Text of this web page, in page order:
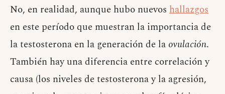
No, en realidad, aunque hubo nuevos hallazgos
en este período que muestran la importancia de
la testosterona en la generación de la ovulación.
También hay una diferencia entre correlación y
causa (los niveles de testosterona y la agresión,